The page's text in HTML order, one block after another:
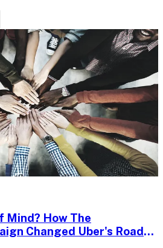
Mind? How The
Changed Uber's Road